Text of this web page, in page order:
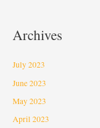
Archives
July 2023
June 2023
May 2023
April 2023